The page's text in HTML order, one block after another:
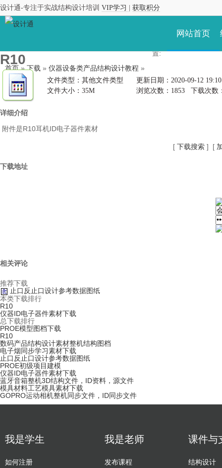
设计通-专注于实战结构设计培训 VIP学习 获取积分
网站首页
置:
首页»下载 » 仪器设备类产品结构设计教程 »
R10
文件类型：其他文件类型
文件大小：35M
更新日期：2020-09-12 19:10
浏览次数： 1853 下载次数
详细介绍
附件是R10耳机ID电子器件素材
[ 下载搜索 ] [
下载地址
相关评论
推荐下载
止口反止口设计参考数据图纸
本类下载排行
R10
仪器ID电子器件素材下载
总下载排行
PROE模型图档下载
R10
数码产品结构设计素材整机结构图档
电子烟同步学习素材下载
止口反止口设计参考数据图纸
PROE初级项目建模
仪器ID电子器件素材下载
蓝牙音箱整机3D结构文件，ID资料，源文件
模具材料工艺模具素材下载
GOPRO运动相机整机同步文件，ID同步文件
我是学生
如何注册
我是老师
发布课程
课件与
结构设计